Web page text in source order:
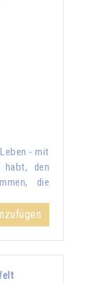
- mit
den
die